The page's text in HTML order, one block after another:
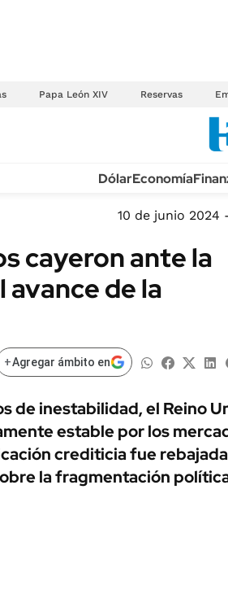
Papa León XIV Reservas
TECNOLOGÍA
MÉXICO
MUNDO
AUTOS
DólarEconomía
10 de junio 2024
cayeron ante la
de la
+Agregar ámbito en
de inestabilidad, el Reino
estable por los
crediticia fue
la fragmentación